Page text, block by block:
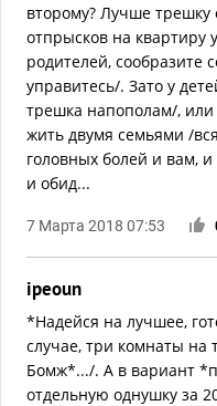
второму? Лучше
отпрысков на квартиру
родителей, сообразите
управитесь/. Зато у
трешка напополам/,
жить двумя семьями /
головных болей и вам,
и обид...
7 Марта 2018 07:53
ipeoun
*Надейся на лучшее,
случае, три комнаты на
Бомж*.../. А в вариант
отдельную однушку за